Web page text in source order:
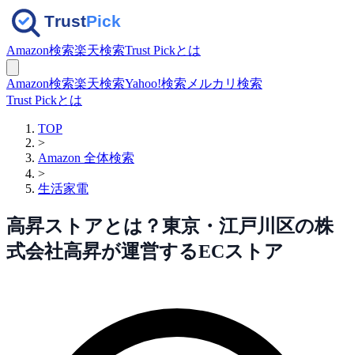
Amazon検索楽天検索Trust Pickとは
Amazon検索楽天検索Yahoo!検索 メルカリ検索
Trust Pickとは
TOP
>
Amazon 全体検索
>
生活家電
高昇ストアとは？東京・江戸川区の株
式会社高昇が運営するECストア